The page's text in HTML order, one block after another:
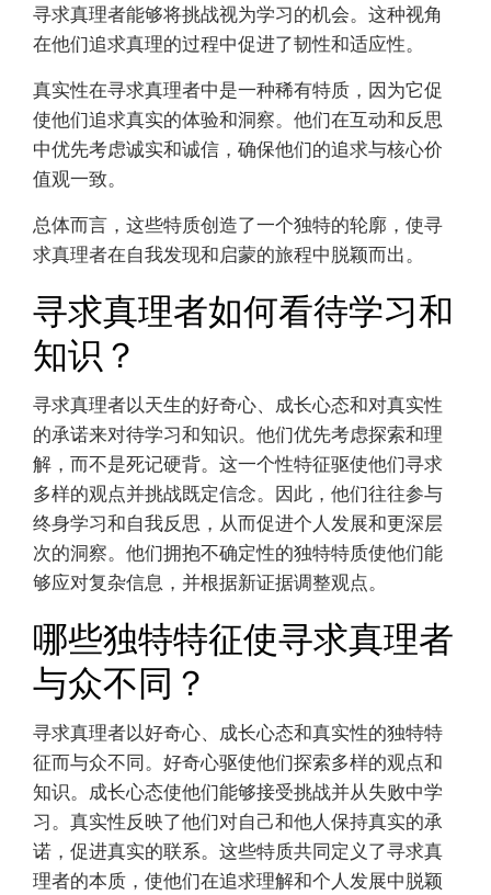
寻求真理者能够将挑战视为学习的机会。这种视角
在他们追求真理的过程中促进了韧性和适应性。
真实性在寻求真理者中是一种稀有特质，因为它促
使他们追求真实的体验和洞察。他们在互动和反思
中优先考虑诚实和诚信，确保他们的追求与核心价
值观一致。
总体而言，这些特质创造了一个独特的轮廓，使寻
求真理者在自我发现和启蒙的旅程中脱颖而出。
寻求真理者如何看待学习和
知识？
寻求真理者以天生的好奇心、成长心态和对真实性
的承诺来对待学习和知识。他们优先考虑探索和理
解，而不是死记硬背。这一个性特征驱使他们寻求
多样的观点并挑战既定信念。因此，他们往往参与
终身学习和自我反思，从而促进个人发展和更深层
次的洞察。他们拥抱不确定性的独特特质使他们能
够应对复杂信息，并根据新证据调整观点。
哪些独特特征使寻求真理者
与众不同？
寻求真理者以好奇心、成长心态和真实性的独特特
征而与众不同。好奇心驱使他们探索多样的观点和
知识。成长心态使他们能够接受挑战并从失败中学
习。真实性反映了他们对自己和他人保持真实的承
诺，促进真实的联系。这些特质共同定义了寻求真
理者的本质，使他们在追求理解和个人发展中脱颖